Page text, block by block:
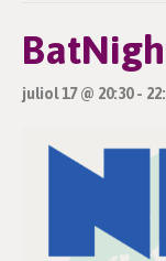
juliol 17 @ 20:30-